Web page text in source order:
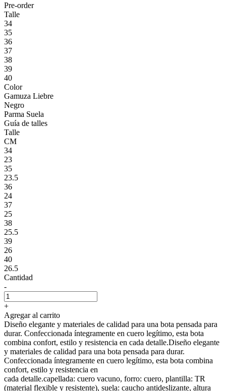
Pre-order
Talle
34
35
36
37
38
39
40
Color
Gamuza Liebre
Negro
Parma Suela
Guía de talles
Talle
CM
34
23
35
23.5
36
24
37
25
38
25.5
39
26
40
26.5
Cantidad
-
+
Agregar al carrito
Diseño elegante y materiales de calidad para una bota pensada para
durar. Confeccionada íntegramente en cuero legítimo, esta bota
combina confort, estilo y resistencia en cada detalle.Diseño elegante
y materiales de calidad para una bota pensada para durar.
Confeccionada íntegramente en cuero legítimo, esta bota combina
confort, estilo y resistencia en
cada detalle.capellada: cuero vacuno, forro: cuero, plantilla: TR
(material flexible y resistente), suela: caucho antideslizante, altura